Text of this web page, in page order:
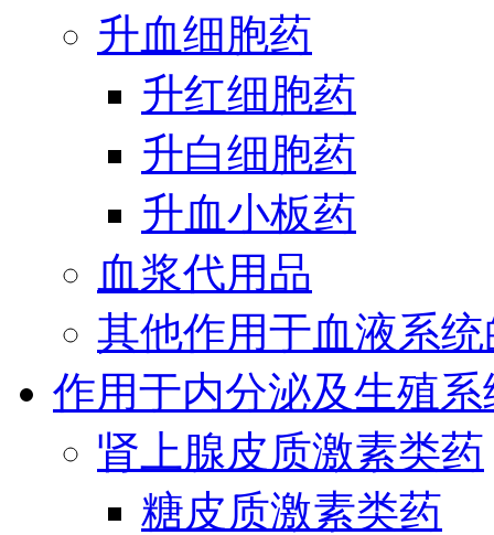
升血细胞药
升红细胞药
升白细胞药
升血小板药
血浆代用品
其他作用于血液系
作用于内分泌及生殖
肾上腺皮质激素类药
糖皮质激素类药